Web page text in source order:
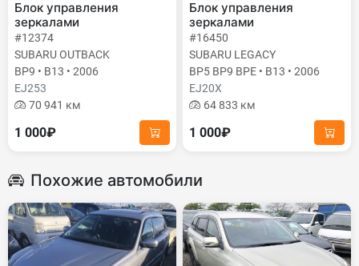
Блок управления
зеркалами
#12374
SUBARU OUTBACK
BP9 • B13 • 2006
EJ253
70 941 км
1 000₽
Блок управления
зеркалами
#16450
SUBARU LEGACY
BP5 BP9 BPE • B13 • 2006
EJ20X
64 833 км
1 000₽
Похожие автомобили